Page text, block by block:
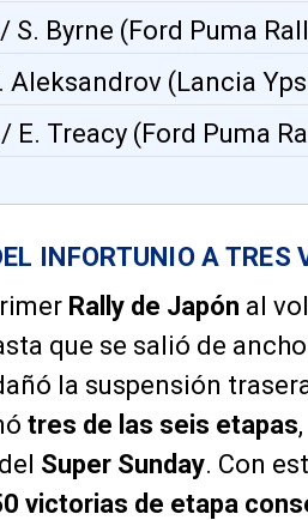
S. Byrne (Ford Puma
Aleksandrov (Lancia
E. Treacy (Ford Puma
INFORTUNIO A TRES
Rally de Japón al
que se salió de
la suspensión
tres de las seis etapas
Super Sunday. Con
victorias de etapa